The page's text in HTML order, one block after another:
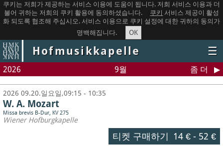
쿠키는 저희가 제공하는 서비스 이용에 도움이 됩니다. 저희 서비스 이용과 더
불어 귀하는 저희의 쿠키 활용에 동의하셨습니다.
쿠키 서비스 제공이 활성
화 되도록 협조해 주십시오. 서비스 이용으로 쿠키 설정에 대한 귀하의 동의가
명백해집니다.
OK
Hofmusikkapelle ☰
2026 9월 좀 더
2026 09.20.일요일,09:15 - 10:35
W. A. Mozart
Missa brevis B-Dur, KV 275
Wiener Hofburgkapelle
티켓 구매하기 14 €- 52 €